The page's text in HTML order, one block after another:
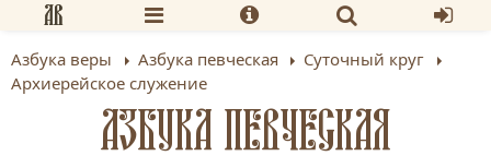
Азбука веры Азбука певческая
Суточный круг
Архиерейское служение
АЗБУКА ПЕВЧЕСКАЯ